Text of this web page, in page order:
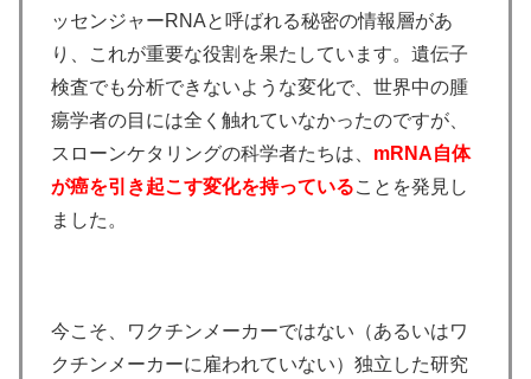
ッセンジャーRNAと呼ばれる秘密の情報層があ
り、これが重要な役割を果たしています。遺伝子
検査でも分析できないような変化で、世界中の腫
瘍学者の目には全く触れていなかったのですが、
スローンケタリングの科学者たちは、 mRNA自体
が癌を引き起こす変化を持っていることを発見し
ました。
今こそ、ワクチンメーカーではない（あるいはワ
クチンメーカーに雇われていない）独立した研究